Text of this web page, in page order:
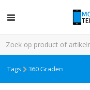
Tags 360 Graden